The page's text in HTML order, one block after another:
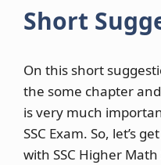
Short
On this short
the some chapter
is very much
SSC Exam. So, let’s
with SSC Higher